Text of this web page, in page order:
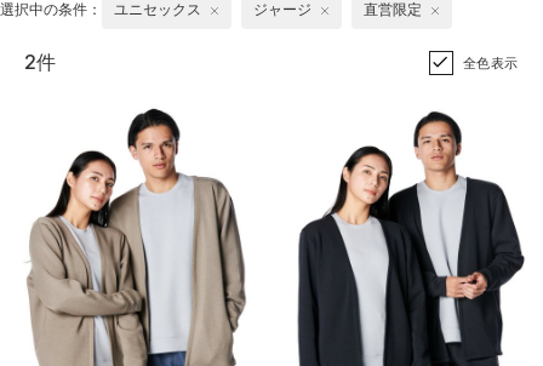
選択中の条件： ユニセックス ジャージ 直営限定
2件 全色表示